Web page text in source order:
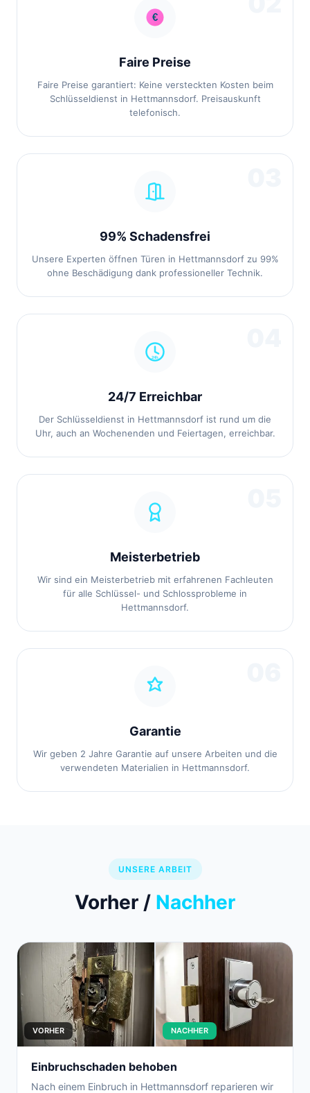
Faire Preise
Faire Preise garantiert: Keine versteckten Kosten beim
Schlüsseldienst in Hettmannsdorf. Preisauskunft
telefonisch.
99% Schadensfrei
Unsere Experten öffnen Türen in Hettmannsdorf zu 99%
ohne Beschädigung dank professioneller Technik.
24/7 Erreichbar
Der Schlüsseldienst in Hettmannsdorf ist rund um die
Uhr, auch an Wochenenden und Feiertagen, erreichbar.
Meisterbetrieb
Wir sind ein Meisterbetrieb mit erfahrenen Fachleuten
für alle Schlüssel- und Schlossprobleme in
Hettmannsdorf.
Garantie
Wir geben 2 Jahre Garantie auf unsere Arbeiten und die
verwendeten Materialien in Hettmannsdorf.
UNSERE ARBEIT
Vorher / Nachher
VORHER NACHHER
Einbruchschaden behoben
Nach einem Einbruch in Hettmannsdorf reparieren wir